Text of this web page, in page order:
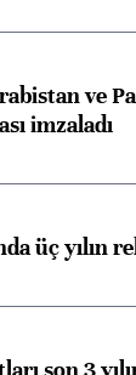
ve
imzaladı
üç yılın
son 3